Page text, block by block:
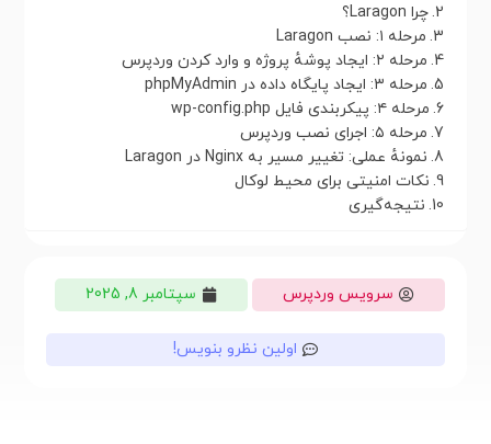
چرا Laragon؟
مرحله ۱: نصب Laragon
مرحله ۲: ایجاد پوشهٔ پروژه و وارد کردن وردپرس
مرحله ۳: ایجاد پایگاه داده در phpMyAdmin
مرحله ۴: پیکربندی فایل wp-config.php
مرحله ۵: اجرای نصب وردپرس
نمونهٔ عملی: تغییر مسیر به Nginx در Laragon
نکات امنیتی برای محیط لوکال
نتیجه‌گیری
سرویس وردپرس سپتامبر 8, 2025
اولین نظرو بنویس!